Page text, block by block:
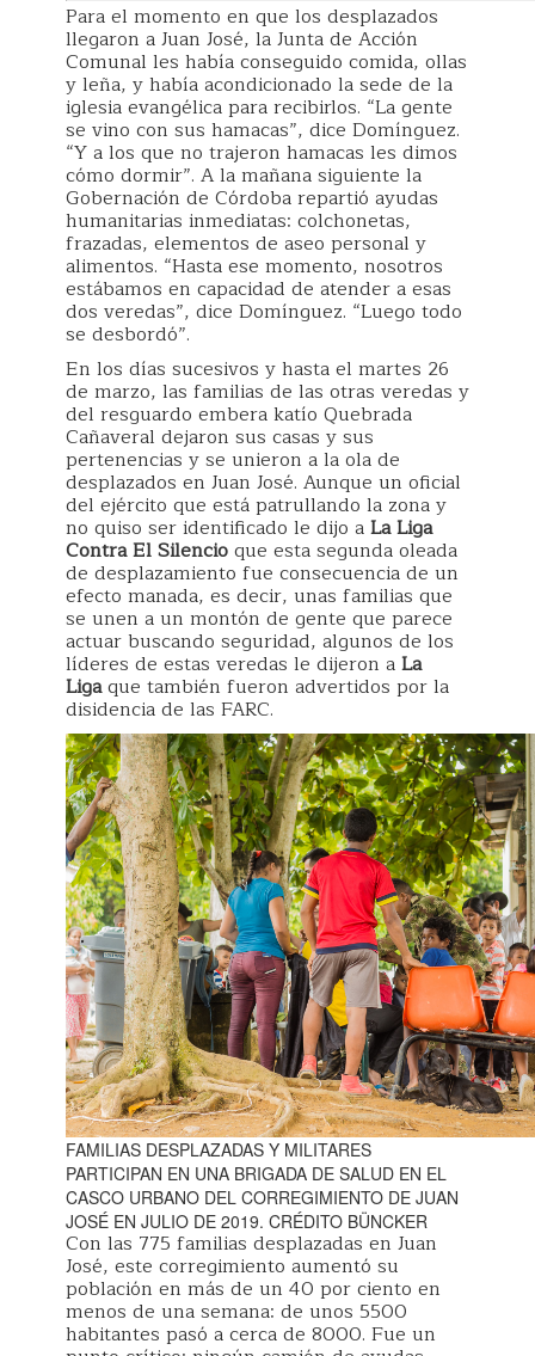
Para el momento en que los desplazados
llegaron a Juan José, la Junta de Acción
Comunal les había conseguido comida, ollas
y leña, y había acondicionado la sede de la
iglesia evangélica para recibirlos. “La gente
se vino con sus hamacas”, dice Domínguez.
“Y a los que no trajeron hamacas les dimos
cómo dormir”. A la mañana siguiente la
Gobernación de Córdoba repartió ayudas
humanitarias inmediatas: colchonetas,
frazadas, elementos de aseo personal y
alimentos. “Hasta ese momento, nosotros
estábamos en capacidad de atender a esas
dos veredas”, dice Domínguez. “Luego todo
se desbordó”.
En los días sucesivos y hasta el martes 26
de marzo, las familias de las otras veredas y
del resguardo embera katío Quebrada
Cañaveral dejaron sus casas y sus
pertenencias y se unieron a la ola de
desplazados en Juan José. Aunque un oficial
del ejército que está patrullando la zona y
no quiso ser identificado le dijo aLa Liga
Contra El Silencioque esta segunda oleada
de desplazamiento fue consecuencia de un
efecto manada, es decir, unas familias que
se unen a un montón de gente que parece
actuar buscando seguridad, algunos de los
líderes de estas veredas le dijeron aLa
Ligaque también fueron advertidos por la
disidencia de las FARC.
FAMILIAS DESPLAZADAS Y MILITARES
PARTICIPAN EN UNA BRIGADA DE SALUD EN EL
CASCO URBANO DEL CORREGIMIENTO DE JUAN
JOSÉ EN JULIO DE 2019. CRÉDITO BÜNCKER
Con las 775 familias desplazadas en Juan
José, este corregimiento aumentó su
población en más de un 40 por ciento en
menos de una semana: de unos 5500
habitantes pasó a cerca de 8000. Fue un